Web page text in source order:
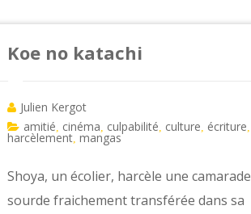
Koe no katachi
Julien Kergot
amitié cinéma culpabilité culture écriture
harcèlement, mangas
Shoya, un écolier, harcèle une camarade
sourde fraichement transférée dans sa